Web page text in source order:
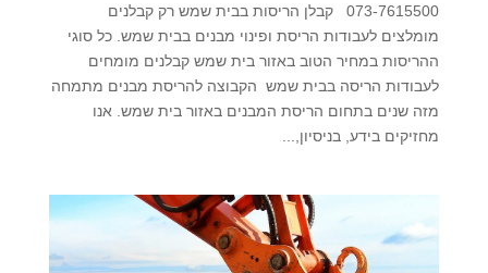
073-7615500 קבלן הריסות בבית שמש רק קבלנים
מומלצים לעבודות הריסת ופינוי מבנים בבית שמש. כל סוגי
ההריסות במחיר הטוב באזור בית שמש קבלנים מומחים
לעבודות הריסה בבית שמש הקבוצה להריסת מבנים מתמחה
מזה שנים בתחום הריסת המבנים באזור בית שמש. אנו
מחזיקים בידע, בניסיון,...